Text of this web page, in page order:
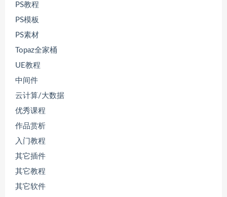
PS教程
PS模板
PS素材
Topaz全家桶
UE教程
中间件
云计算/大数据
优秀课程
作品赏析
入门教程
其它插件
其它教程
其它软件